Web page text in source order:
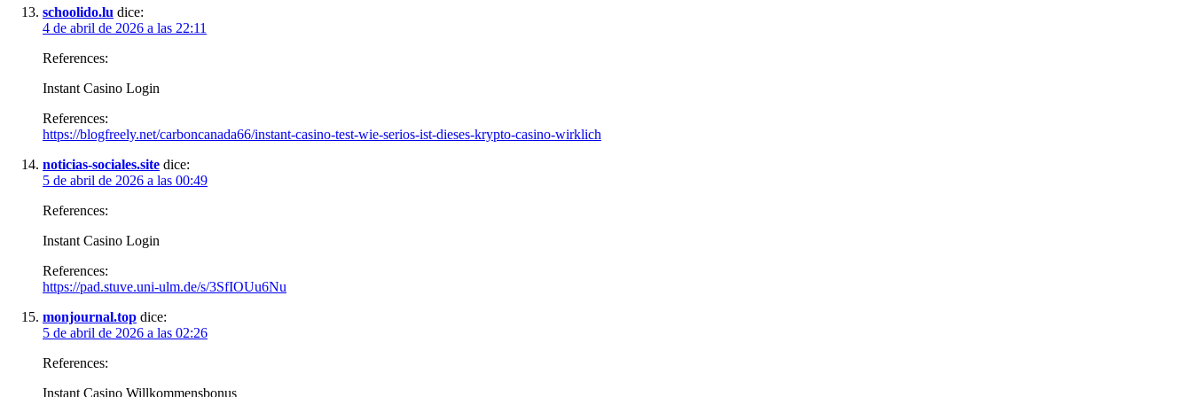
schoolido.lu dice:
4 de abril de 2026 a las 22:11
References:
Instant Casino Login
References:
https://blogfreely.net/carboncanada66/instant-casino-test-wie-serios-ist-dieses-krypto-casino-wirklich
noticias-sociales.site dice:
5 de abril de 2026 a las 00:49
References:
Instant Casino Login
References:
https://pad.stuve.uni-ulm.de/s/3SfIOUu6Nu
monjournal.top dice:
5 de abril de 2026 a las 02:26
References:
Instant Casino Willkommensbonus